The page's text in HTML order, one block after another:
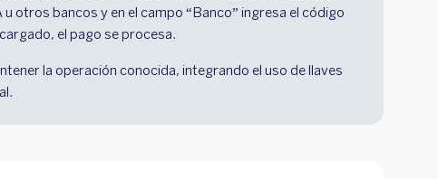
u otros bancos y en el campo “Banco” ingresa el código
el pago se procesa.
la operación conocida, integrando el uso de llaves